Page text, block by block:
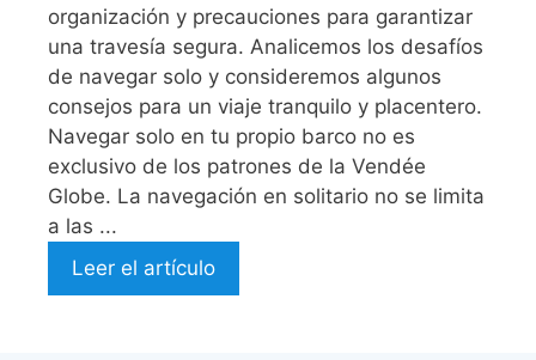
organización y precauciones para garantizar
una travesía segura. Analicemos los desafíos
de navegar solo y consideremos algunos
consejos para un viaje tranquilo y placentero.
Navegar solo en tu propio barco no es
exclusivo de los patrones de la Vendée
Globe. La navegación en solitario no se limita
a las ...
Leer el artículo